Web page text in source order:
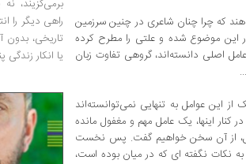
که چرا چنان شاعری در چنین سرزمین
این موضوع شده و علتی را مطرح کرده
اصلی دانسته‌اند، گروهی تفاوت زبان
این عوامل به تنهایی نمی‌توانسته‌اند
کنار اینها، یک عامل مهم و مغفول ‌مانده
از آن سخن خواهیم ‌گفت. پس نخست
به نکات نگفته ‌ای که در میان بوده است‌،
برمی‌گزیند،
راهی دیگر را
تاریخی، بدون
یا انکار زندگی